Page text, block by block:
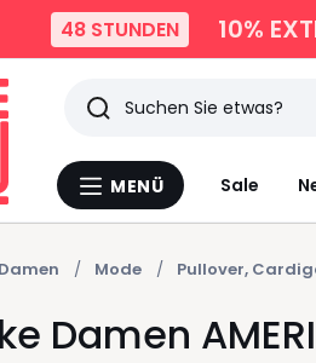
48 STUNDEN 10%
Menü
MENÜ Sale
Suchen
Zuletzt
angesehen
Artikel
Damen Mode Pullover,
Damen